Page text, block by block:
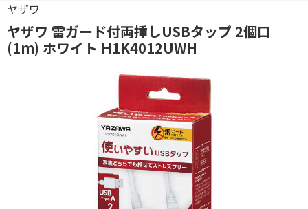
ヤザワ
ヤザワ 雷ガード付両挿しUSBタップ 2個口
(1m) ホワイト H1K4012UWH